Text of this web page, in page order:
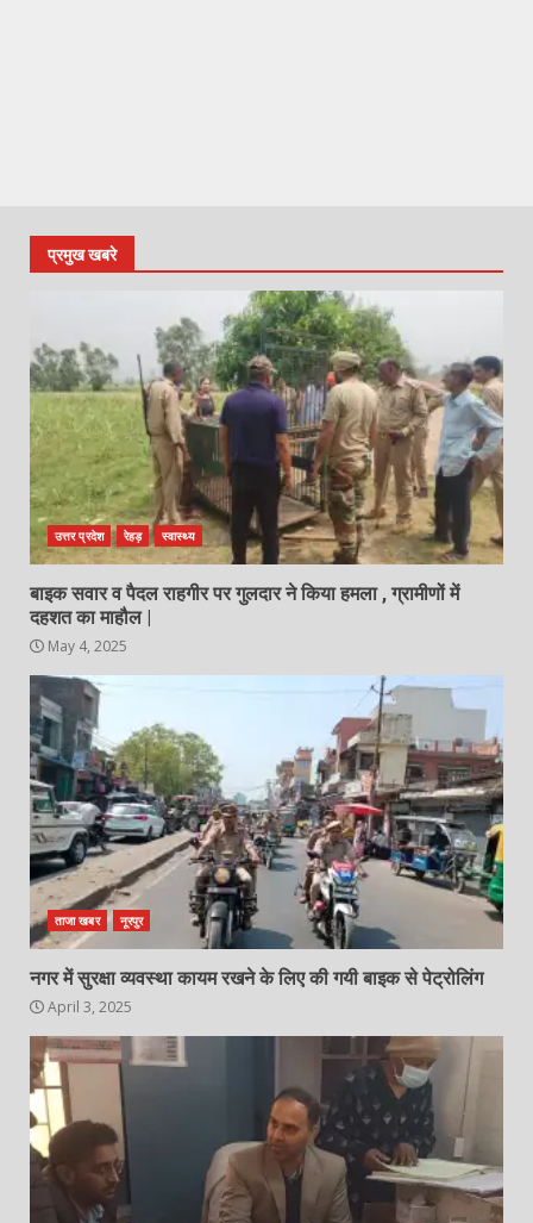
प्रमुख खबरे
उत्तर प्रदेश रेहड़ स्वास्थ्य
बाइक सवार व पैदल राहगीर पर गुलदार ने किया हमला , ग्रामीणों में
दहशत का माहौल |
May 4, 2025
ताजा खबर नूरपुर
नगर में सुरक्षा व्यवस्था कायम रखने के लिए की गयी बाइक से पेट्रोलिंग
April 3, 2025